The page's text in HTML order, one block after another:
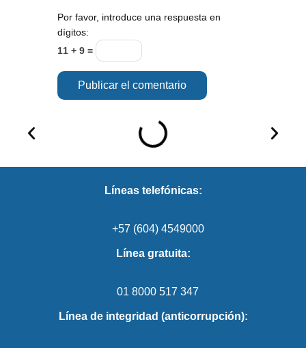
Por favor, introduce una respuesta en
dígitos:
11 + 9 =
Líneas telefónicas:
+57 (604) 4549000
Línea gratuita:
01 8000 517 347
Línea de integridad (anticorrupción):